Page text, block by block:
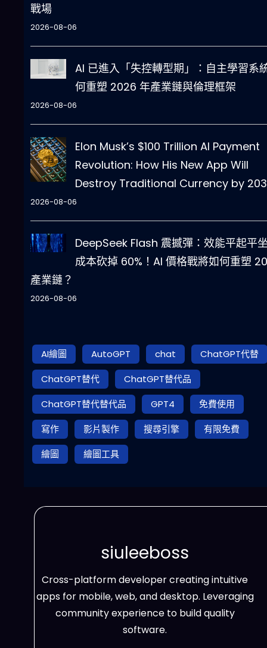
戰場
2026-08-06
AI 已進入「失控轉型期」：自主學習系
何重塑 2026 年產業鏈與倫理框架
2026-08-06
Elon Musk’s $100 Trillion AI Payment
Revolution: How His New App Will
Destroy Traditional Currency by
2026-08-06
DeepSeek Flash 震撼彈：效能平起平
成本砍掉 60%！AI 價格戰將如何重塑
產業鏈？
2026-08-06
AI繪圖 AutoGPT chat
ChatGPT代替
ChatGPT替代
ChatGPT替代品
ChatGPT替代替代品
GPT4
免費使用
寫作
影片製作 搜尋引擎
有限免費
繪圖
繪圖工具
siuleeboss
Cross-platform developer creating intuitive
apps for mobile, web, and desktop. Leveraging
community experience to build quality
software.